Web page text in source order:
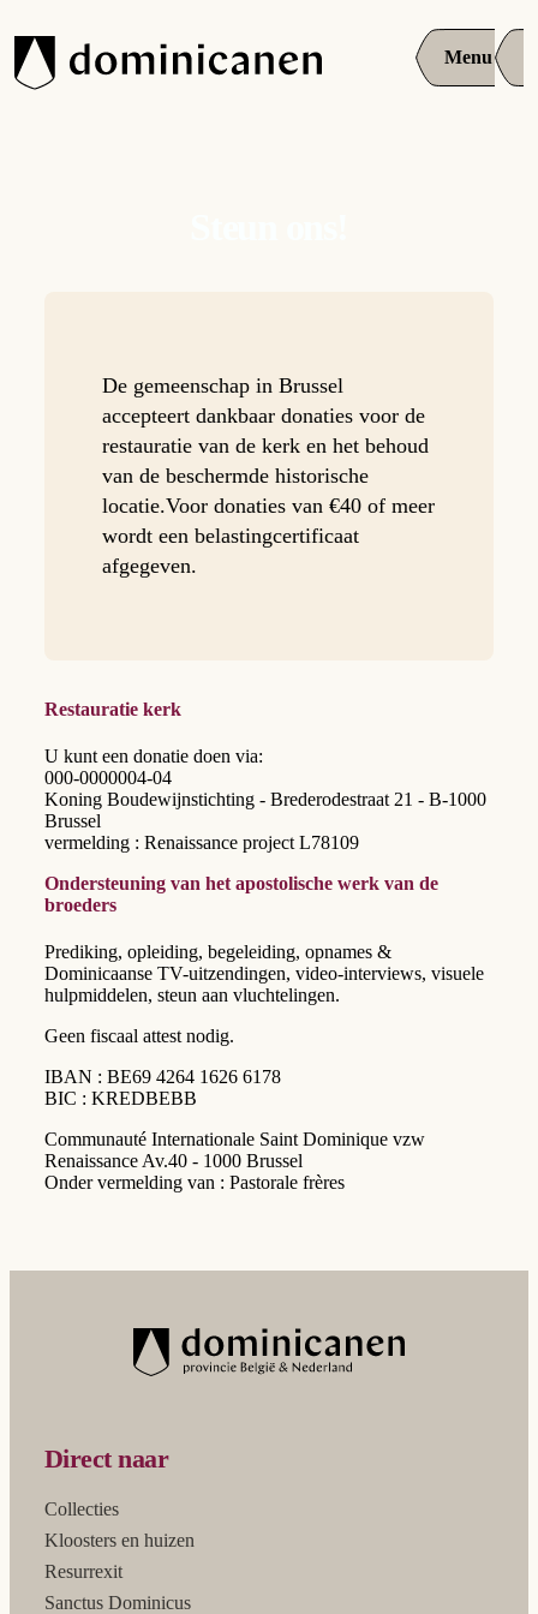
Menu
De gemeenschap in Brussel
accepteert dankbaar donaties voor de
restauratie van de kerk en het behoud
van de beschermde historische
locatie.Voor donaties van €40 of meer
wordt een belastingcertificaat
afgegeven.
Restauratie kerk
U kunt een donatie doen via:
000-0000004-04
Koning Boudewijnstichting - Brederodestraat 21 - B-1000
Brussel
vermelding : Renaissance project L78109
Ondersteuning van het apostolische werk van de
broeders
Prediking, opleiding, begeleiding, opnames &
Dominicaanse TV-uitzendingen, video-interviews, visuele
hulpmiddelen, steun aan vluchtelingen.
Geen fiscaal attest nodig.
IBAN : BE69 4264 1626 6178
BIC : KREDBEBB
Communauté Internationale Saint Dominique vzw
Renaissance Av.40 - 1000 Brussel
Onder vermelding van : Pastorale frères
Direct naar
Collecties
Kloosters en huizen
Resurrexit
Sanctus Dominicus